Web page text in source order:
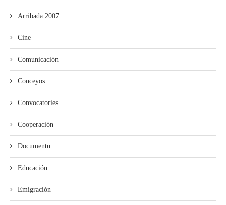
Arribada 2007
Cine
Comunicación
Conceyos
Convocatories
Cooperación
Documentu
Educación
Emigración